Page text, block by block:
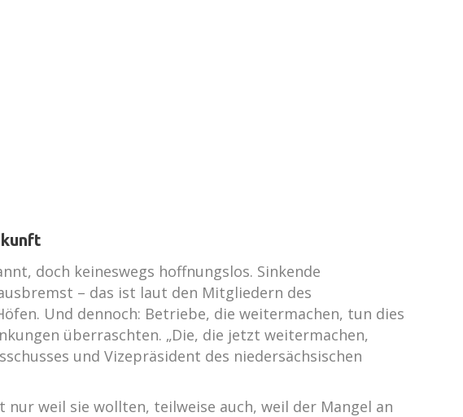
doch keineswegs hoffnungslos. Sinkende
– das ist laut den Mitgliedern des
Und dennoch: Betriebe, die weitermachen, tun dies
überraschten. „Die, die jetzt weitermachen,
und Vizepräsident des niedersächsischen
weil sie wollten, teilweise auch, weil der Mangel an